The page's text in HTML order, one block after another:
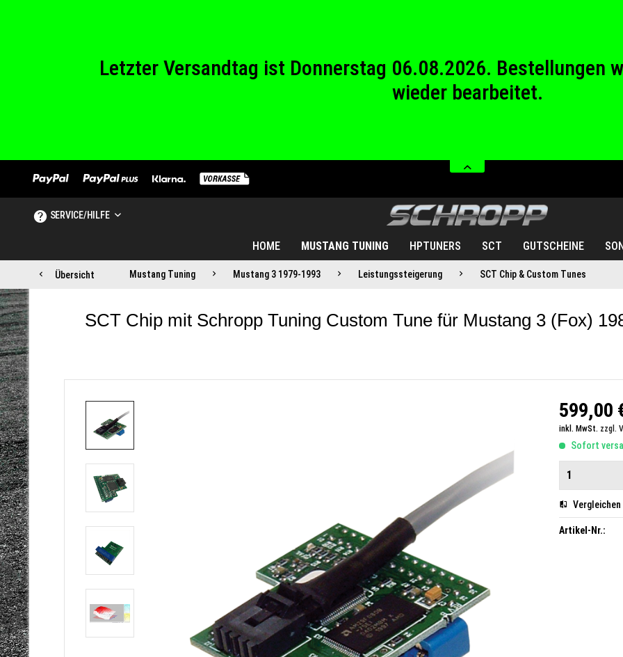
Letzter Versandtag ist Donnerstag 06.08.2026. Bestellungen
wieder bearbeitet.
SERVICE/HILFE
HOME MUSTANG TUNING HPTUNERS SCT GUTSCHEINE
Übersicht Mustang Tuning Mustang 3 1979-1993 Leistungssteigerung SCT Chip & Custom Tunes
SCT Chip mit Schropp Tuning Custom Tune für Mustang 3 (Fox)
599,00
inkl. MwSt. zzgl.
Sofort
Vergleichen
Artikel-Nr.: